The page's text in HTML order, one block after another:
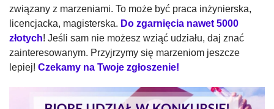
związany z marzeniami. To może być praca inżynierska,
licencjacka, magisterska. Do zgarnięcia nawet 5000
złotych! Jeśli sam nie możesz wziąć udziału, daj znać
zainteresowanym. Przyjrzymy się marzeniom jeszcze
lepiej! Czekamy na Twoje zgłoszenie!